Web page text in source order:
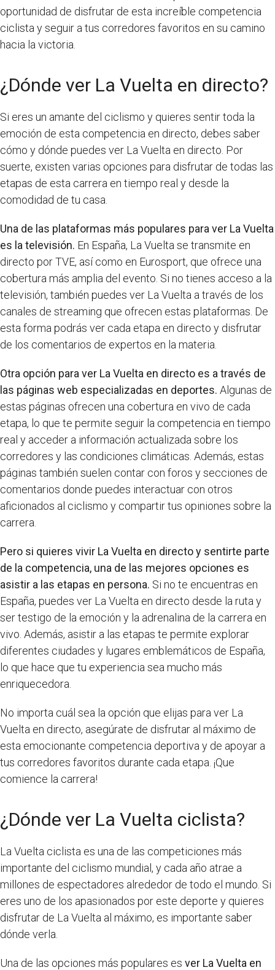
oportunidad de disfrutar de esta increíble competencia
ciclista y seguir a tus corredores favoritos en su camino
hacia la victoria.
¿Dónde ver La Vuelta en directo?
Si eres un amante del ciclismo y quieres sentir toda la
emoción de esta competencia en directo, debes saber
cómo y dónde puedes ver La Vuelta en directo. Por
suerte, existen varias opciones para disfrutar de todas las
etapas de esta carrera en tiempo real y desde la
comodidad de tu casa.
Una de las plataformas más populares para ver La Vuelta
es la televisión. En España, La Vuelta se transmite en
directo por TVE, así como en Eurosport, que ofrece una
cobertura más amplia del evento. Si no tienes acceso a la
televisión, también puedes ver La Vuelta a través de los
canales de streaming que ofrecen estas plataformas. De
esta forma podrás ver cada etapa en directo y disfrutar
de los comentarios de expertos en la materia.
Otra opción para ver La Vuelta en directo es a través de
las páginas web especializadas en deportes. Algunas de
estas páginas ofrecen una cobertura en vivo de cada
etapa, lo que te permite seguir la competencia en tiempo
real y acceder a información actualizada sobre los
corredores y las condiciones climáticas. Además, estas
páginas también suelen contar con foros y secciones de
comentarios donde puedes interactuar con otros
aficionados al ciclismo y compartir tus opiniones sobre la
carrera.
Pero si quieres vivir La Vuelta en directo y sentirte parte
de la competencia, una de las mejores opciones es
asistir a las etapas en persona. Si no te encuentras en
España, puedes ver La Vuelta en directo desde la ruta y
ser testigo de la emoción y la adrenalina de la carrera en
vivo. Además, asistir a las etapas te permite explorar
diferentes ciudades y lugares emblemáticos de España,
lo que hace que tu experiencia sea mucho más
enriquecedora.
No importa cuál sea la opción que elijas para ver La
Vuelta en directo, asegúrate de disfrutar al máximo de
esta emocionante competencia deportiva y de apoyar a
tus corredores favoritos durante cada etapa. ¡Que
comience la carrera!
¿Dónde ver La Vuelta ciclista?
La Vuelta ciclista es una de las competiciones más
importante del ciclismo mundial, y cada año atrae a
millones de espectadores alrededor de todo el mundo. Si
eres uno de los apasionados por este deporte y quieres
disfrutar de La Vuelta al máximo, es importante saber
dónde verla.
Una de las opciones más populares es ver La Vuelta en